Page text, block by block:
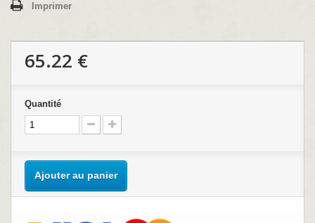
Imprimer
65.22 €
Quantité
Ajouter au panier